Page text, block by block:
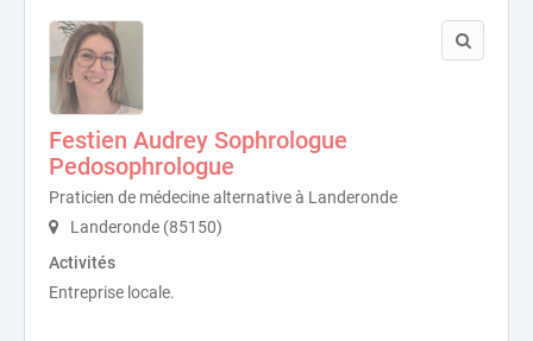
Festien Audrey Sophrologue
Pedosophrologue
Praticien de médecine alternative à Landeronde
Landeronde (85150)
Activités
Entreprise locale.